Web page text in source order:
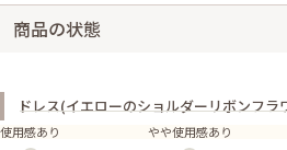
商品の状態
ドレス(イエローのショルダーリボンフラ
使用感あり やや使用感あり